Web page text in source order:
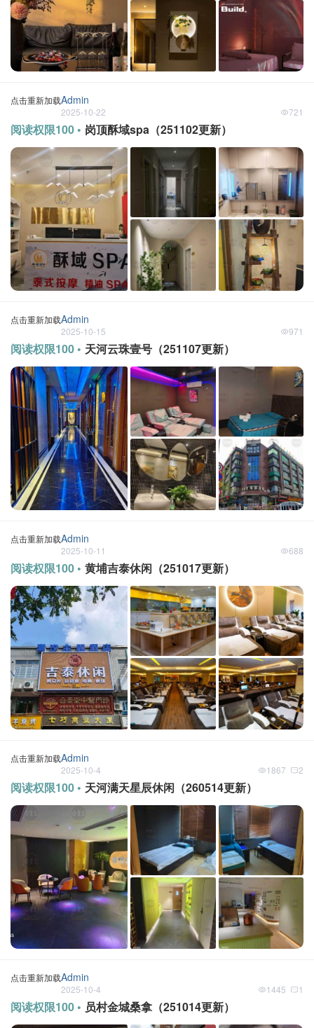
点击重新加载Admin
2025-10-22 721
阅读权限100 • 岗顶酥域spa（251102更新）
点击重新加载Admin
2025-10-15 971
阅读权限100 • 天河云珠壹号（251107更新）
点击重新加载Admin
2025-10-11 688
阅读权限100 • 黄埔吉泰休闲（251017更新）
点击重新加载Admin
2025-10-4 2
1867
阅读权限100 • 天河满天星辰休闲（260514更新）
点击重新加载Admin
2025-10-4 1
1445
阅读权限100 • 员村金城桑拿（251014更新）